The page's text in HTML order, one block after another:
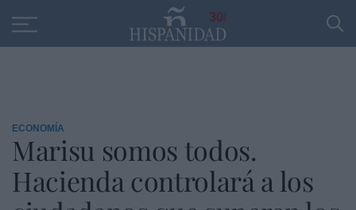
30
ECONOMÍA
Marisu somos todos.
Hacienda controlará a los